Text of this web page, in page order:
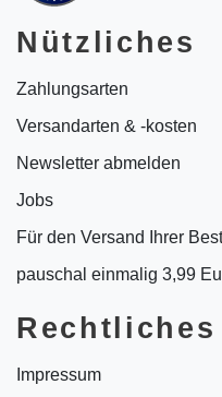
Nützliches
Zahlungsarten
Versandarten & -kosten
Newsletter abmelden
Jobs
Für den Versand Ihrer
pauschal einmalig 3,99
Rechtliches
Impressum